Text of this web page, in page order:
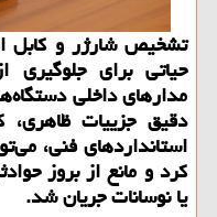
تشخیص شارژر و کابل
حیاتی برای
مدارهای داخلی
دقیق جزییات
استانداردهای فنی،
کرد و مانع از بروز
یا نوسانات جریان شد.